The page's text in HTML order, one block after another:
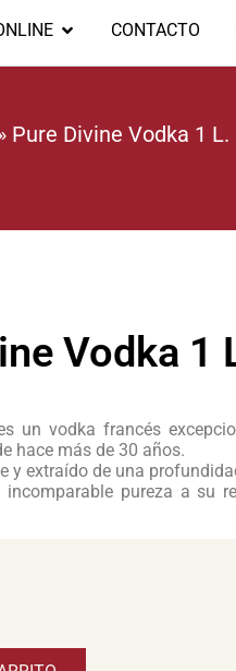
CONTACTO
Pure Divine Vodka 1 L.
Vodka 1
un vodka francés
hace más de 30 años.
y extraído de una
incomparable pureza a su